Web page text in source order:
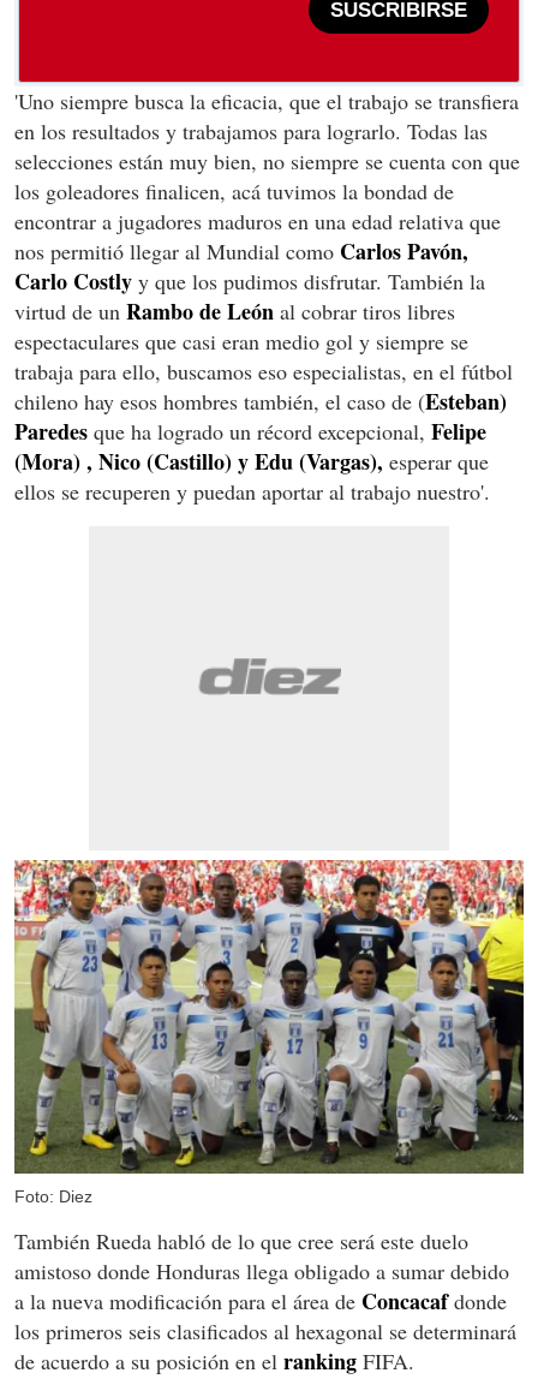
SUSCRIBIRSE
'Uno siempre busca la eficacia, que el trabajo se transfiera
en los resultados y trabajamos para lograrlo. Todas las
selecciones están muy bien, no siempre se cuenta con que
los goleadores finalicen, acá tuvimos la bondad de
encontrar a jugadores maduros en una edad relativa que
nos permitió llegar al Mundial como Carlos Pavón,
Carlo Costly y que los pudimos disfrutar. También la
virtud de un Rambode León al cobrar tiros libres
espectaculares que casi eran medio gol y siempre se
trabaja para ello, buscamos eso especialistas, en el fútbol
chileno hay esos hombres también, el caso de (Esteban)
Paredes que ha logrado un récord excepcional, Felipe
(Mora) , Nico (Castillo) y Edu (Vargas), esperar que
ellos se recuperen y puedan aportar al trabajo nuestro'.
Foto: Diez
También Rueda habló de lo que cree será este duelo
amistoso donde Honduras llega obligado a sumar debido
a la nueva modificación para el área de Concacafdonde
los primeros seis clasificados al hexagonal se determinará
de acuerdo a su posición en el ranking FIFA.